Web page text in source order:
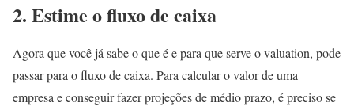
2. Estime o fluxo de caixa
Agora que você já sabe o que é e para que serve o valuation, pode
passar para o fluxo de caixa. Para calcular o valor de uma
empresa e conseguir fazer projeções de médio prazo, é preciso se